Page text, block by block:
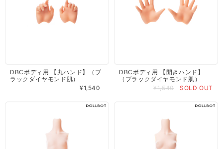
DBCボディ用 【丸ハンド】（ブ
ラックダイヤモンド肌）
¥1,540
DBCボディ用 【開きハンド】
（ブラックダイヤモンド肌）
¥1,540
SOLD OUT